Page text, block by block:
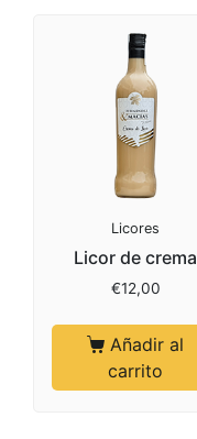
Licores
Licor de crema
€12,00
Añadir al
carrito